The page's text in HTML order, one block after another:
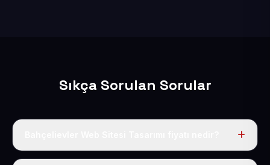
Sıkça Sorulan Sorular
Tek fiyat uygulanır: yıllık 50 USD + KDV. Bu bedele alan